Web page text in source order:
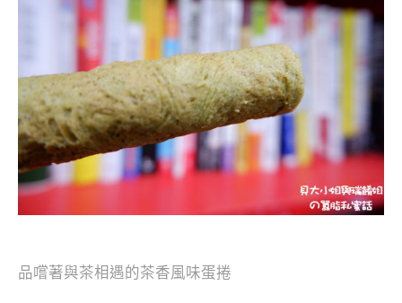
品嚐著與茶相遇的茶香風味蛋捲